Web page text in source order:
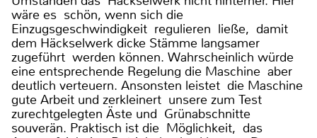
wäre es schön, wenn sich die
Einzugsgeschwindigkeit regulieren ließe, damit
dem Häckselwerk dicke Stämme langsamer
zugeführt werden können. Wahrscheinlich würde
eine entsprechende Regelung die Maschine aber
deutlich verteuern. Ansonsten leistet die Maschine
gute Arbeit und zerkleinert unsere zum Test
zurechtgelegten Äste und Grünabschnitte
souverän. Praktisch ist die Möglichkeit, das